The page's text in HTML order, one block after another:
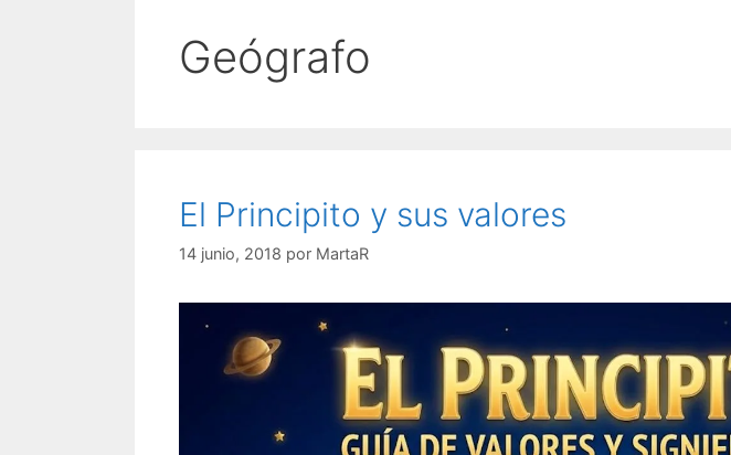
Geógrafo
El Principito y sus valores
14 junio, 2018 por MartaR